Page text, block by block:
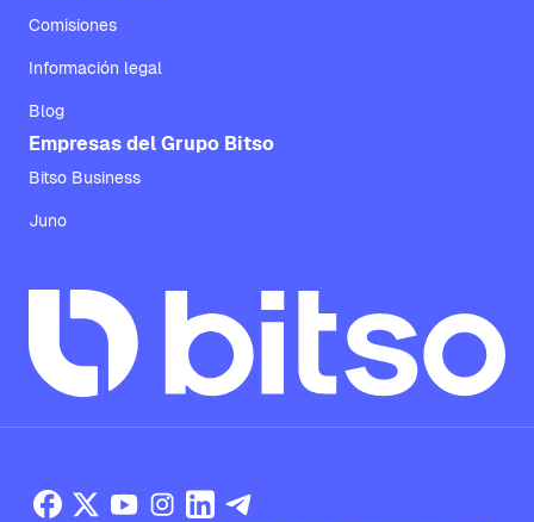
Comisiones
Información legal
Blog
Empresas del Grupo Bitso
Bitso Business
Juno